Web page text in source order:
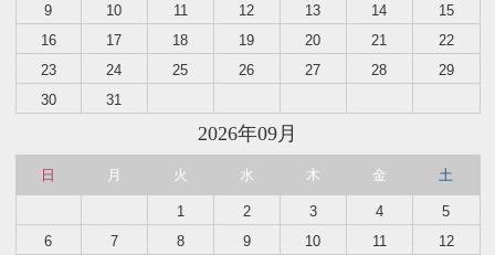
9
10 11 12 13 14
15
16
17 18 19 20 21
22
23
24 25 26 27 28
29
30
31
2026年09月
日 月 火 水 木 金 土
1 2 3 4
5
6
7 8 9 10 11 12